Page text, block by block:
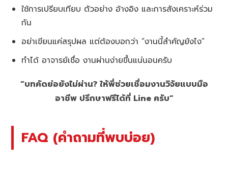
ใช้การเปรียบเทียบ ตัวอย่าง อ้างอิง และการสังเคราะห์ร่วม
กัน
อย่าเขียนแค่สรุปผล แต่ต้องบอกว่า “งานนี้สำคัญยังไง”
ทำได้ อาจารย์เชื่อ งานผ่านง่ายขึ้นแน่นอนครับ
“บทคัดย่อยังไม่ผ่าน? ให้พี่ช่วยเชื่อมงานวิจัยแบบมือ
อาชีพ ปรึกษาฟรีได้ที่ Line ครับ”
FAQ (คำถามที่พบบ่อย)